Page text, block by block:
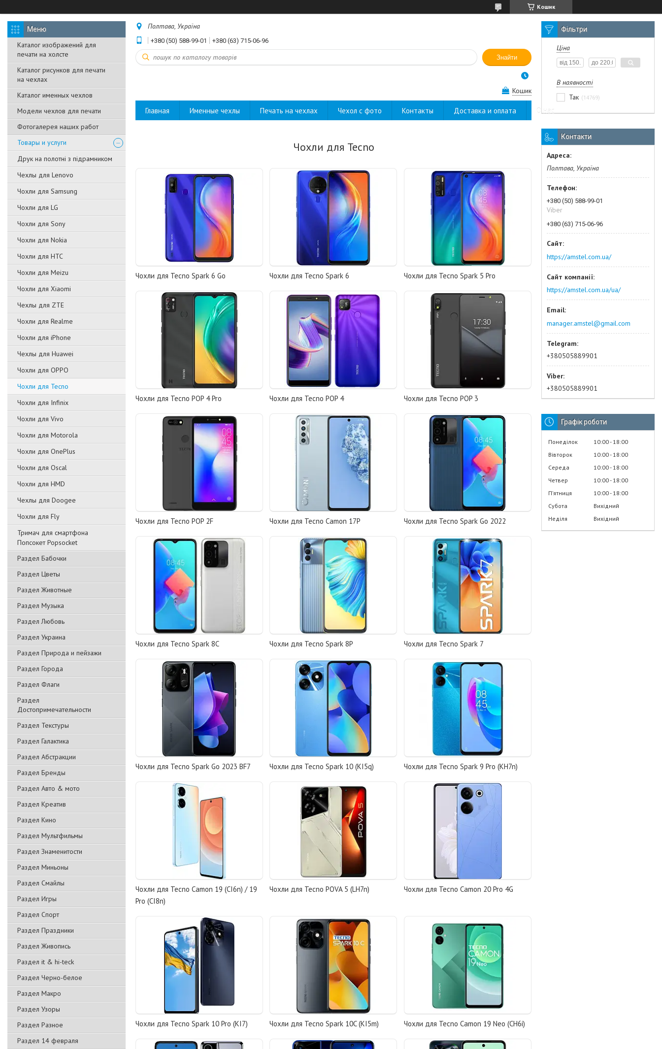
Кошик
Каталог изображений для
печати на холсте
Каталог рисунков для печати
на чехлах
Каталог именных чехлов
Модели чехлов для печати
Фотогалерея наших работ
Товары и услуги
Друк на полотні з підрамником
Чехлы для Lenovo
Чохли для Samsung
Чохли для LG
Чохли для Sony
Чохли для Nokia
Чохли для HTC
Чохли для Meizu
Чохли для Xiaomi
Чехлы для ZTE
Чохли для Realme
Чохли для iPhone
Чехлы для Huawei
Чохли для OPPO
Чохли для Tecno
Чохли для Infinix
Чохли для Vivo
Чохли для Motorola
Чохли для OnePlus
Чохли для Oscal
Чохли для HMD
Чехлы для Doogee
Чохли для Fly
Тримач для смартфона
Попсокет Popsocket
Раздел Бабочки
Раздел Цветы
Раздел Животные
Раздел Музыка
Раздел Любовь
Раздел Украина
Раздел Природа и пейзажи
Раздел Города
Раздел Флаги
Раздел
Достопримечательности
Раздел Текстуры
Раздел Галактика
Раздел Абстракции
Раздел Бренды
Раздел Авто & мото
Раздел Креатив
Раздел Кино
Раздел Мультфильмы
Раздел Знаменитости
Раздел Миньоны
Раздел Смайлы
Раздел Игры
Раздел Спорт
Раздел Праздники
Раздел Живопись
Раздел it & hi-teck
Раздел Черно-белое
Раздел Макро
Раздел Узоры
Раздел Разное
Раздел 14 февраля
Полтава, Україна
+380 (50) 588-99-01 +380 (63) 715-06-96
Знайти
Кошик
Главная Именные чехлы Печать на чехлах Чехол с фото Контакты Доставка и оплата О нас
Чохли для Tecno
Чохли для Tecno Spark 6 Go Чохли для Tecno Spark 6 Чохли для Tecno Spark 5 Pro
Чохли для Tecno POP 4 Pro Чохли для Tecno POP 4 Чохли для Tecno POP 3
Чохли для Tecno POP 2F Чохли для Tecno Camon 17P Чохли для Tecno Spark Go 2022
Чохли для Tecno Spark 8C Чохли для Tecno Spark 8P Чохли для Tecno Spark 7
Чохли для Tecno Spark Go 2023 BF7 Чохли для Tecno Spark 10 (KI5q) Чохли для Tecno Spark 9 Pro (KH7n)
Чохли для Tecno Camon 19 (CI6n) / 19
Pro (CI8n)
Чохли для Tecno POVA 5 (LH7n) Чохли для Tecno Camon 20 Pro 4G
Чохли для Tecno Spark 10 Pro (KI7) Чохли для Tecno Spark 10C (KI5m) Чохли для Tecno Camon 19 Neo (CH6i)
Фільтри
Ціна
В наявності
Так
14769
Контакти
Полтава, Україна
+380 (50) 588-99-01
Viber
+380 (63) 715-06-96
https://amstel.com.ua/
https://amstel.com.ua/ua/
manager.amstel@gmail.com
+380505889901
+380505889901
Графік роботи
Понеділок 10:00 18:00
Вівторок
10:00 18:00
Середа
10:00 18:00
Четвер
10:00 18:00
Пʼятниця
10:00 18:00
Субота
Вихідний
Неділя
Вихідний